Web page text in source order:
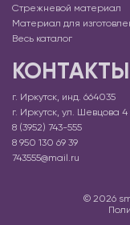
Стрежневой материал
Материал для
Весь каталог
КОНТАКТЫ
г. Иркутск, инд. 664035
г. Иркутск, ул. Шевцова
8 (3952) 743-555
8 950 130 69 39
743555@mail.ru
© 2026